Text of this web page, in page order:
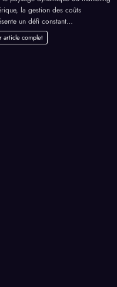
la gestion des coûts
un défi constant…
article complet